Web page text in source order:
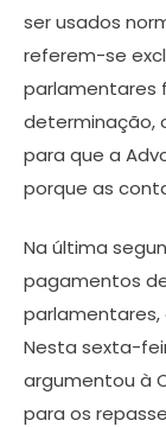
ser usados
referem-se
parlamentares
determinação,
para que a
porque as
Na última
pagamentos
Nesta sexta-
argumentou à
para os